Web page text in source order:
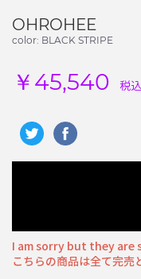
OHROHEE
color: BLACK STRIPE
￥45,540 税込
I am sorry but they are
こちらの商品は全て完売